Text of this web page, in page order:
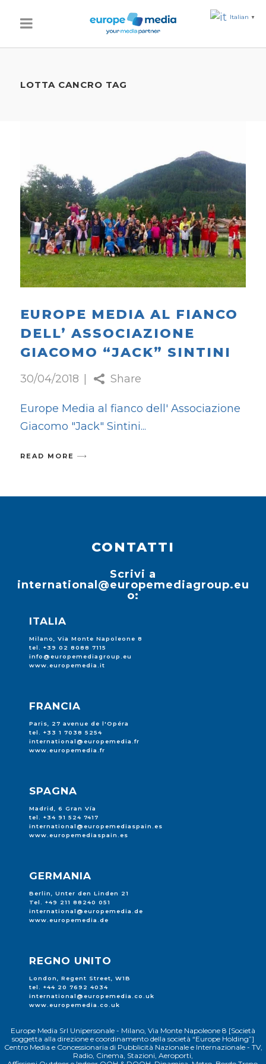
LOTTA CANCRO TAG
EUROPE MEDIA AL FIANCO
DELL’ ASSOCIAZIONE
GIACOMO “JACK” SINTINI
30/04/2018 Share
Europe Media al fianco dell' Associazione
Giacomo "Jack" Sintini
READ MORE
CONTATTI
Scrivi a
international@europemediagroup.eu
o:
ITALIA
Milano, Via Monte Napoleone 8
tel. +39 02 8088 7115
info@europemediagroup.eu
www.europemedia.it
FRANCIA
Paris, 27 avenue de l'Opéra
tel. +33 1 7038 5254
international@europemedia.fr
www.europemedia.fr
SPAGNA
Madrid, 6 Gran Vía
tel. +34 91 524 7417
international@europemediaspain.es
www.europemediaspain.es
GERMANIA
Berlin, Unter den Linden 21
Tel. +49 211 88240 051
international@europemedia.de
www.europemedia.de
REGNO UNITO
London, Regent Street, W1B
tel. +44 20 7692 4034
international@europemedia.co.uk
www.europemedia.co.uk
Europe Media Srl Unipersonale - Milano, Via Monte Napoleone 8 [Società
soggetta alla direzione e coordinamento della società “Europe Holding”]
Centro Media e Concessionaria di Pubblicità Nazionale e Internazionale - TV,
Radio, Cinema, Stazioni, Aeroporti,
Italian ▼